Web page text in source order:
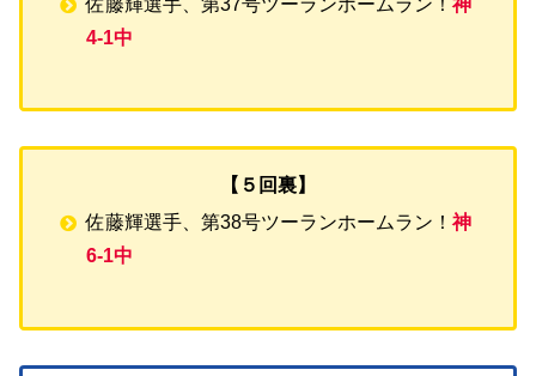
4-1中
【５回裏】
佐藤輝選手、第38号ツーランホームラン！神
6-1中